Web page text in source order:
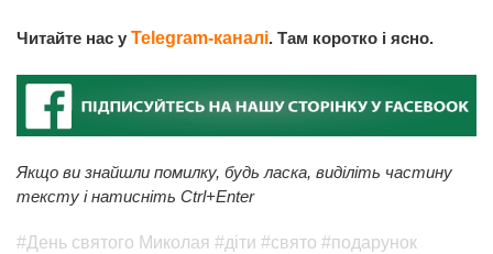
Читайте нас у Telegram-каналі. Там коротко і ясно.
Якщо ви знайшли помилку, будь ласка, виділіть частину
тексту і натисніть Ctrl+Enter
#День святого Миколая #діти #свято #подарунок